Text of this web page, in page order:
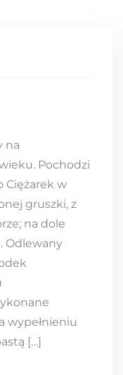
na
Pochodzi
Ciężarek w
gruszki, z
na dole
Odlewany
wypełnieniu
[…]